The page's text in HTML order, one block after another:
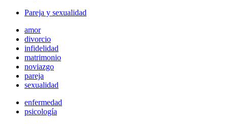
Pareja y sexualidad
amor
divorcio
infidelidad
matrimonio
noviazgo
pareja
sexualidad
enfermedad
psicología